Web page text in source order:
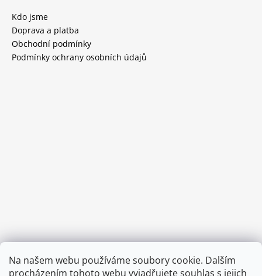
Na našem webu používáme soubory cookie. Dalším
procházením tohoto webu vyjadřujete souhlas s jejich
Kdo jsme
Doprava a platba
Obchodní podmínky
Podmínky ochrany osobních údajů
Provozní doba:
8.00 - 15.00 hod (pondělí - pátek)